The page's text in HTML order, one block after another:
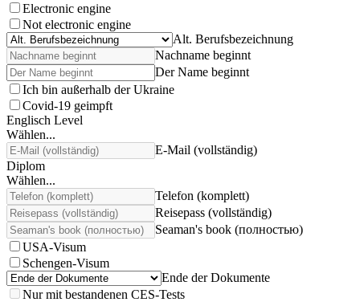
Electronic engine
Not electronic engine
Alt. Berufsbezeichnung
Nachname beginnt
Der Name beginnt
Ich bin außerhalb der Ukraine
Covid-19 geimpft
Englisch Level
Wählen...
E-Mail (vollständig)
Diplom
Wählen...
Telefon (komplett)
Reisepass (vollständig)
Seaman's book (полностью)
USA-Visum
Schengen-Visum
Ende der Dokumente
Nur mit bestandenen CES-Tests